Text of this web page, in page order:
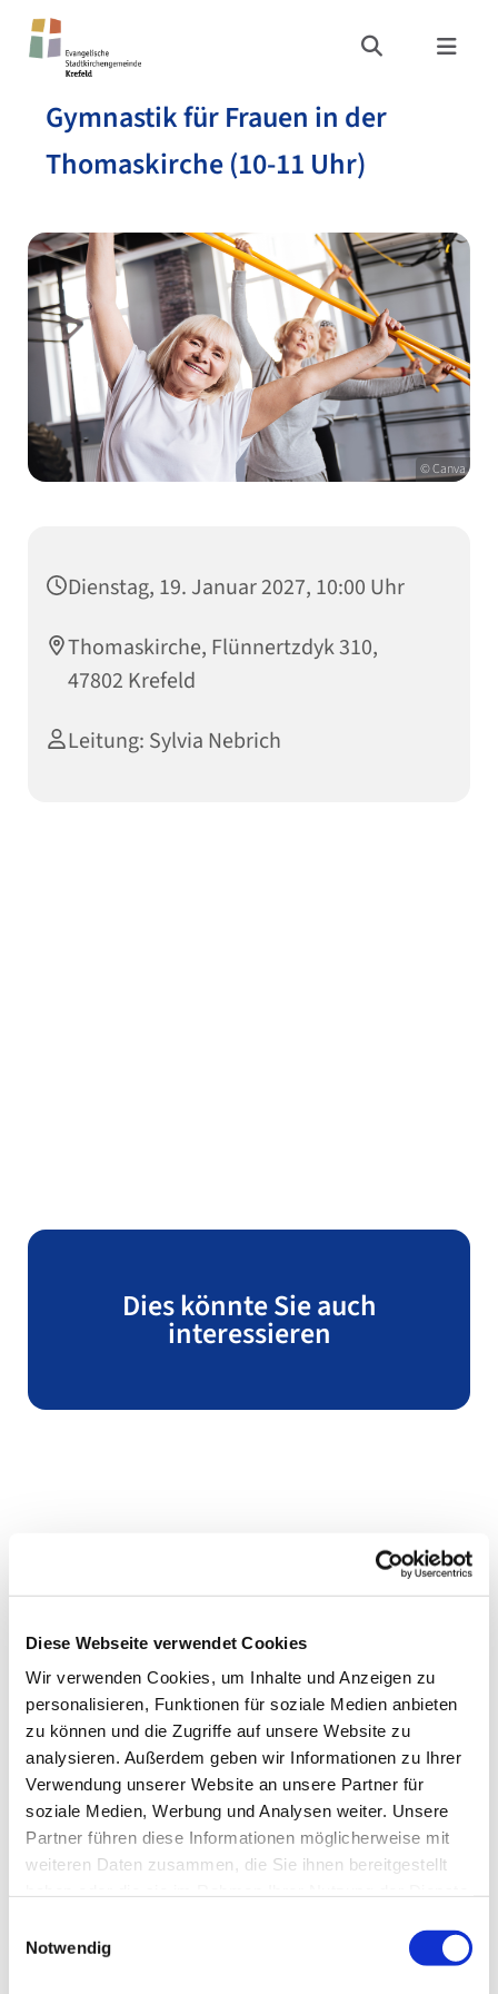
Diese Webseite verwendet Cookies
Wir verwenden Cookies, um Inhalte und Anzeigen zu
personalisieren, Funktionen für soziale Medien anbieten
zu können und die Zugriffe auf unsere Website zu
analysieren. Außerdem geben wir Informationen zu Ihrer
Verwendung unserer Website an unsere Partner für
soziale Medien, Werbung und Analysen weiter. Unsere
Partner führen diese Informationen möglicherweise mit
weiteren Daten zusammen, die Sie ihnen bereitgestellt
Notwendig
Gymnastik für Frauen in der
Thomaskirche (10-11 Uhr)
© Canva
Dienstag, 19. Januar 2027, 10:00 Uhr
Thomaskirche, Flünnertzdyk 310,
47802 Krefeld
Leitung: Sylvia Nebrich
Dies könnte Sie auch
interessieren